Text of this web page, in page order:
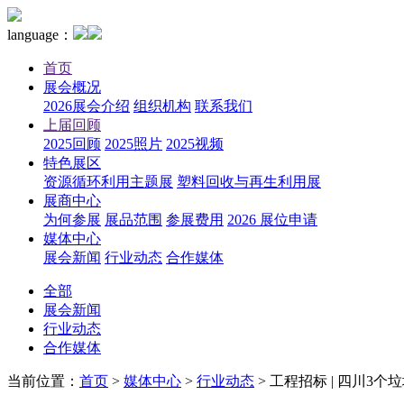
language：
首页
展会概况
2026展会介绍 组织机构 联系我们
上届回顾
2025回顾 2025照片 2025视频
特色展区
资源循环利用主题展 塑料回收与再生利用展
展商中心
为何参展 展品范围 参展费用 2026 展位申请
媒体中心
展会新闻 行业动态 合作媒体
全部
展会新闻
行业动态
合作媒体
当前位置： 首页 > 媒体中心 > 行业动态 > 工程招标 | 四川3个